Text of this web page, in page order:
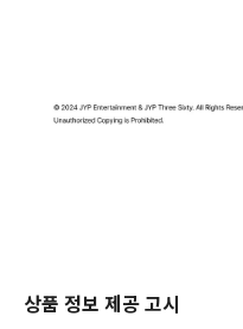
상품 정보 제공 고시